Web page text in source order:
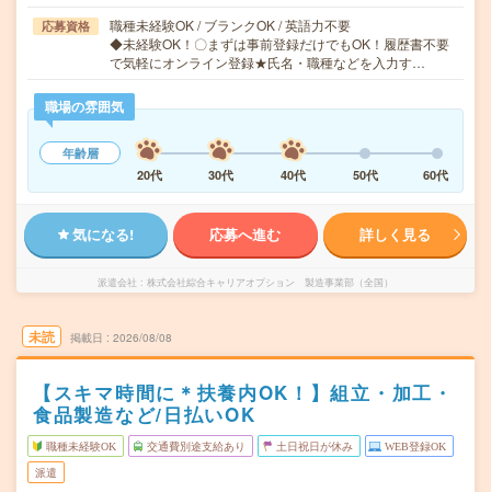
応募資格
職種未経験OK / ブランクOK / 英語力不要
◆未経験OK！〇まずは事前登録だけでもOK！履歴書不要
で気軽にオンライン登録★氏名・職種などを入力す…
職場の雰囲気
年齢層
20代
30代 40代 50代 60代
気になる! 応募へ進む 詳しく見る
派遣会社 株式会社綜合キャリアオプション 製造事業部（全国）
未読 掲載日 2026/08/08
【スキマ時間に＊扶養内OK！】組立・加工・
食品製造など/日払いOK
職種未経験OK 交通費別途支給あり 土日祝日が休み WEB登録OK
派遣